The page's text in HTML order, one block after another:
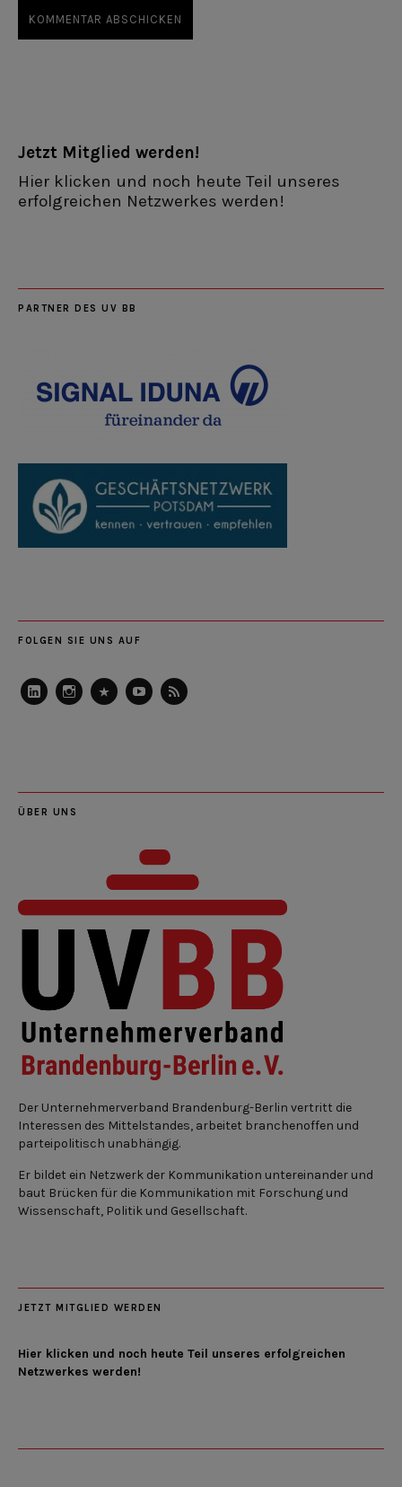
Jetzt Mitglied werden!
Hier klicken und noch heute Teil unseres
erfolgreichen Netzwerkes werden!
PARTNER DES UV BB
FOLGEN SIE UNS AUF
ÜBER UNS
Der Unternehmerverband Brandenburg-Berlin vertritt die
Interessen des Mittelstandes, arbeitet branchenoffen und
parteipolitisch unabhängig.
Er bildet ein Netzwerk der Kommunikation untereinander und
baut Brücken für die Kommunikation mit Forschung und
Wissenschaft, Politik und Gesellschaft.
JETZT MITGLIED WERDEN
Hier klicken und noch heute Teil unseres erfolgreichen
Netzwerkes werden!